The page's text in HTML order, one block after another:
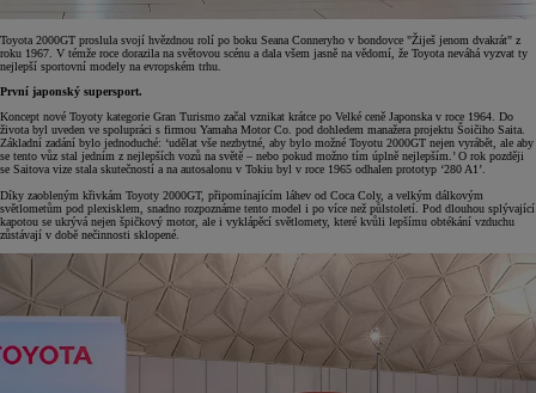
Toyota 2000GT proslula svojí hvězdnou rolí po boku Seana Conneryho v bondovce "Žiješ jenom dvakrát" z
roku 1967. V témže roce dorazila na světovou scénu a dala všem jasně na vědomí, že Toyota neváhá vyzvat ty
nejlepší sportovní modely na evropském trhu.
První japonský supersport.
Koncept nové Toyoty kategorie Gran Turismo začal vznikat krátce po Velké ceně Japonska v roce 1964. Do
života byl uveden ve spolupráci s firmou Yamaha Motor Co. pod dohledem manažera projektu Šoičiho Saita.
Základní zadání bylo jednoduché: ‘udělat vše nezbytné, aby bylo možné Toyotu 2000GT nejen vyrábět, ale aby
se tento vůz stal jedním z nejlepších vozů na světě – nebo pokud možno tím úplně nejlepším.’ O rok později
se Saitova vize stala skutečností a na autosalonu v Tokiu byl v roce 1965 odhalen prototyp ‘280 A1’.
Díky zaobleným křivkám Toyoty 2000GT, připomínajícím láhev od Coca Coly, a velkým dálkovým
světlometům pod plexisklem, snadno rozpoznáme tento model i po více než půlstoletí. Pod dlouhou splývající
kapotou se ukrývá nejen špičkový motor, ale i vyklápěcí světlomety, které kvůli lepšímu obtékání vzduchu
zůstávají v době nečinnosti sklopené.